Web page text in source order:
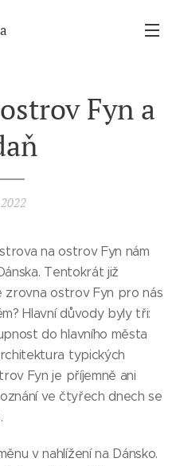
Fyn a
na ostrov Fyn nám
Tentokrát již
ostrov Fyn pro nás
Hlavní důvody byly tři:
do hlavního města
typických
Fyn je příjemně ani
ve čtyřech dnech se
v nahlížení na Dánsko.